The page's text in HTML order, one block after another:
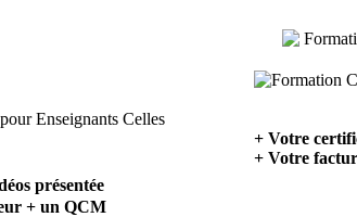
présentée
+ un QCM
+ Votre
+ Votre